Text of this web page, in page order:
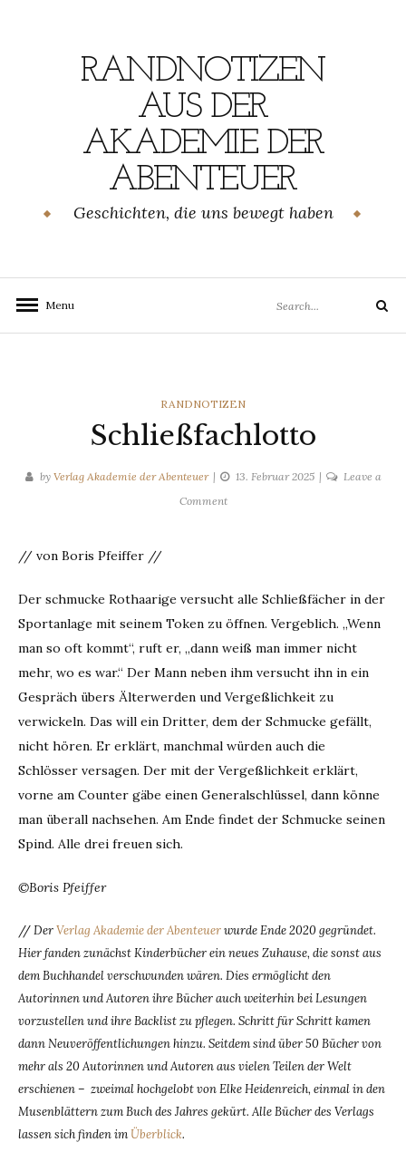
RANDNOTIZEN
AUS DER
AKADEMIE DER
ABENTEUER
Geschichten, die uns bewegt haben
Menu
for:
Search
CATEGORIES
RANDNOTIZEN
Schließfachlotto
by Verlag Akademie der Abenteuer 13. Februar 2025
Leave a
Commenton
// von Boris Pfeiffer //
Der schmucke Rothaarige versucht alle Schließfächer in der
Sportanlage mit seinem Token zu öffnen. Vergeblich. „Wenn
man so oft kommt“, ruft er, „dann weiß man immer nicht
mehr, wo es war.“ Der Mann neben ihm versucht ihn in ein
Gespräch übers Älterwerden und Vergeßlichkeit zu
verwickeln. Das will ein Dritter, dem der Schmucke gefällt,
nicht hören. Er erklärt, manchmal würden auch die
Schlösser versagen. Der mit der Vergeßlichkeit erklärt,
vorne am Counter gäbe einen Generalschlüssel, dann könne
man überall nachsehen. Am Ende findet der Schmucke seinen
Spind. Alle drei freuen sich.
©Boris Pfeiffer
//DerVerlag Akademie der Abenteuerwurde Ende 2020 gegründet.
Hier fanden zunächst Kinderbücher ein neues Zuhause, die sonst aus
dem Buchhandel verschwunden wären. Dies ermöglicht den
Autorinnen und Autoren ihre Bücher auch weiterhin bei Lesungen
vorzustellen und ihre Backlist zu pflegen. Schritt für Schritt kamen
dann Neuveröffentlichungen hinzu. Seitdem sind über 50 Bücher von
mehr als 20 Autorinnen und Autoren aus vielen Teilen der Welt
erschienen – zweimal hochgelobt von Elke Heidenreich, einmal in den
Musenblättern zum Buch des Jahres gekürt. Alle Bücher des Verlags
lassen sich finden imÜberblick.